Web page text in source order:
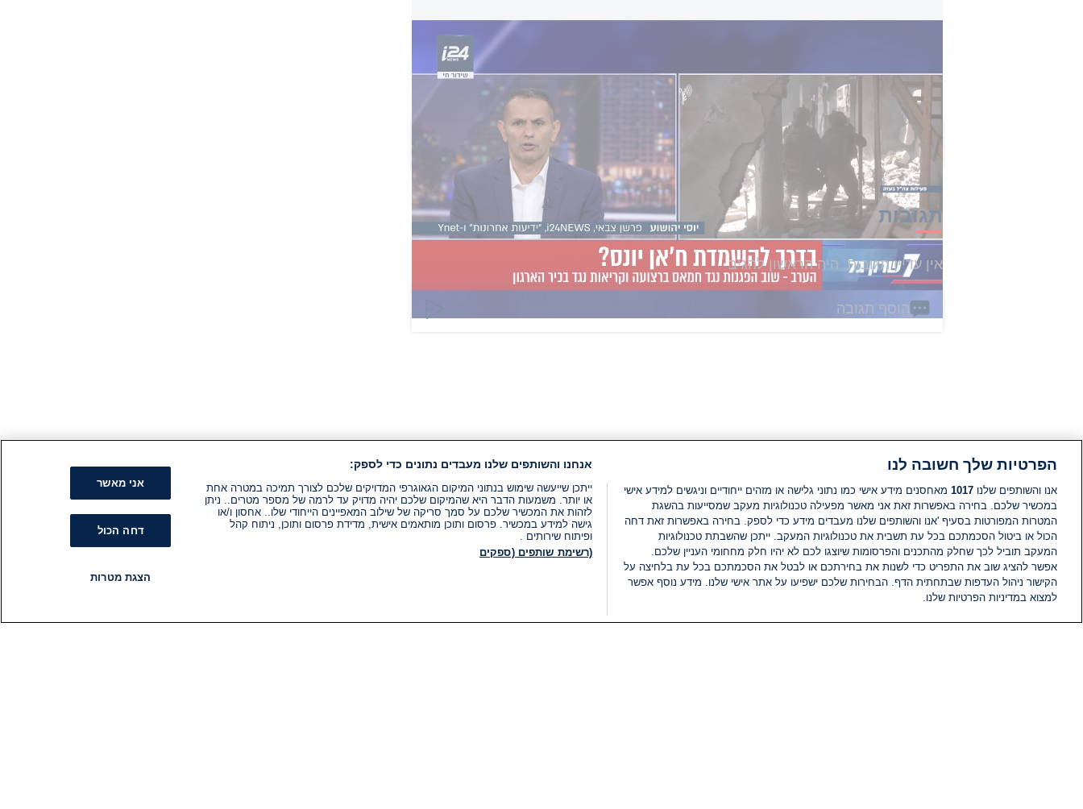
"פוליטית, לנתניהו יש את כל הכלים – רוב עצום בכנסת ותמיכה ציבורית – אבל אין לו את
הרצון הפוליטי לסיים את הלחימה", הוסיף.
הכתבה הזו קיבלה 0 תגובות הוסף תגובה
תגובות
אין עדיין תגובות. היה הראשון להגיב
הוסף תגובה
הפרטיות שלך חשובה לנו
אנו והשותפים שלנו 1017 מאחסנים מידע אישי כמו נתוני גלישה או מזהים ייחודיים וניגשים למידע אישי
במכשיר שלכם. בחירה באפשרות זאת אני מאשר מפעילה טכנולוגיות מעקב שמסייעות בהשגת
המטרות המפורטות בסעיף 'אנו והשותפים שלנו מעבדים מידע כדי לספק. בחירה באפשרות זאת דחה
הכול או ביטול הסכמתכם בכל עת תשבית את טכנולוגיות המעקב. ייתכן שהשבתת טכנולוגיות
המעקב תוביל לכך שחלק מהתכנים והפרסומות שיוצגו לכם לא יהיו חלק מחחומי העניין שלכם.
אפשר להציג שוב את התפריט כדי לשנות את בחירתכם או לבטל את הסכמתכם בכל עת בלחיצה על
הקישור ניהול העדפות שבתחתית הדף. הבחירות שלכם ישפיעו על אתר אישי שלנו. מידע נוסף אפשר
למצוא במדיניות הפרטיות שלנו.
אנחנו והשותפים שלנו מעבדים נתונים כדי לספק:
ייתכן שייעשה שימוש בנתוני המיקום הגאוגרפי המדויקים שלכם לצורך תמיכה במטרה אחת
או יותר. משמעות הדבר היא שהמיקום שלכם יהיה מדויק עד לרמה של מספר מטרים.. ניתן
לזהות את המכשיר שלכם על סמך סריקה של שילוב המאפיינים הייחודי שלו.. אחסון ו/או
גישה למידע במכשיר. פרסום ותוכן מותאמים אישית, מדידת פרסום ותוכן, ניתוח קהל
ופיתוח שירותים .
(רשימת שותפים (ספקים
אני מאשר
דחה הכול
הצגת מטרות